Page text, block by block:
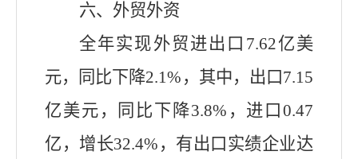
六、外贸外资
全年实现外贸进出口 7.62亿美
元，同比下降2.1%，其中，出口 7.15
亿美元，同比下降3.8%， 进口0.47
亿，增长32.4%， 有出口实绩企业达